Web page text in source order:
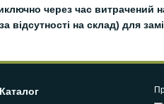
через час витрачений
відсутності на склад) для
Каталог